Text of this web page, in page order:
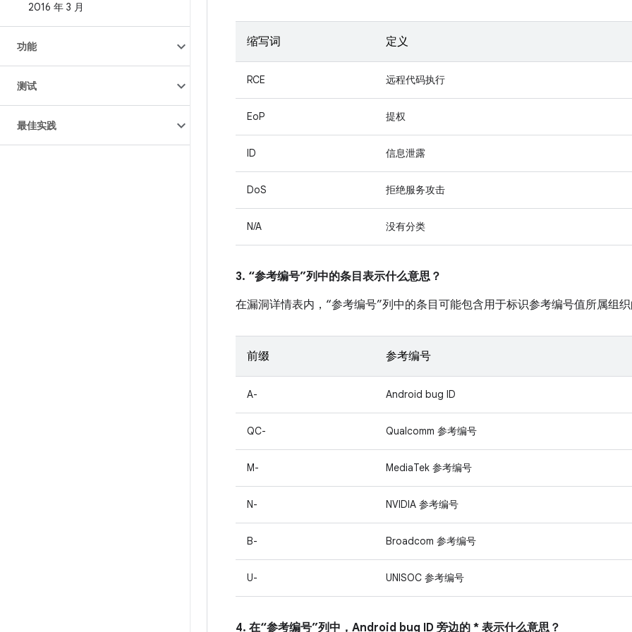
2016 年 3 月
功能
测试
最佳实践
缩写词 定义
RCE 远程代码执行
EoP 提权
ID 信息泄露
DoS 拒绝服务攻击
N/A 没有分类
3. “参考编号”列中的条目表示什么意思？
在漏洞详情表内，“参考编号”列中的条目可能包含用于标识参考编号值所属组
前缀 参考编号
A- Android bug ID
QC- Qualcomm 参考编号
M- MediaTek 参考编号
N- NVIDIA 参考编号
B- Broadcom 参考编号
U- UNISOC 参考编号
4. 在“参考编号”列中，Android bug ID 旁边的 * 表示什么意思？